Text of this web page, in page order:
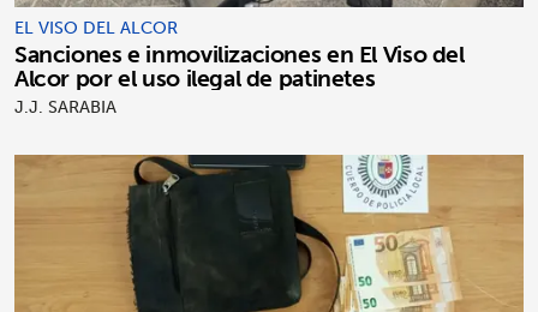
EL VISO DEL ALCOR
Sanciones e inmovilizaciones en El Viso del
Alcor por el uso ilegal de patinetes
J.J. SARABIA